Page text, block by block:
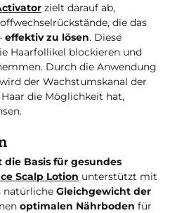
zielt darauf ab,
die das
effektiv zu lösen. Diese
Haarfollikel blockieren und
Durch die Anwendung
der Wachstumskanal der
die Möglichkeit hat,
Basis für gesundes
Scalp Lotion unterstützt mit
natürliche Gleichgewicht der
optimalen Nährboden für